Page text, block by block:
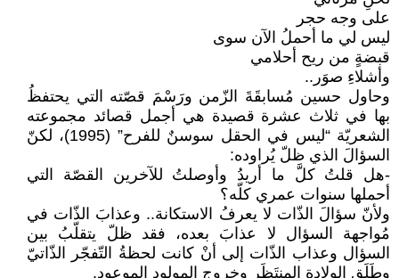
على وجه حجر
ليس لي ما أحملُ الآن سوى
قبضةٍ من ريح أحلامي
وأشلاءِ صوَر..
وحاول حسين مُسابقَةَ الزّمن ورَسْمَ قصّته التي يحتفظُ
بها في ثلاث عشرة قصيدة هي أجمل قصائد مجموعته
الشعريّة “ليس في الحقل سوسنٌ للفرح” (1995)، لكنّ
السؤالَ الذي ظلّ يُراوده:
-هل قلتُ كلَّ ما أريدُ وأوصلتُ للآخرين القصّة التي
أحملها سنوات عمري كلّه؟
ولأنّ سؤالَ الذّات لا يعرفُ الاستكانة.. وعذابَ الذّات في
مُواجهة السؤال لا عذابَ بعده، فقد ظلّ يتقلّبُ بين
السؤال وعذاب الذّات إلى أنْ كانت لحظةُ التّفجّر الذّاتيّ
وطَلَق الولادة المنتَظَر وخروج المولود الموعود.